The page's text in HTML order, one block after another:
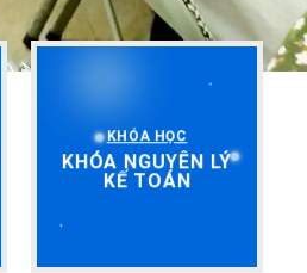
KHÓA HỌC
KHÓA NGUYÊN LÝ
KẾ TOÁN